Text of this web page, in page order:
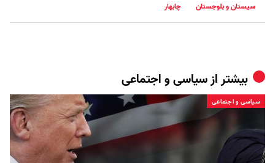
سیستان و بلوجستان
چابهار
بیشتر ازسیاسی و اجتماعی
سیاسی و اجتماعی